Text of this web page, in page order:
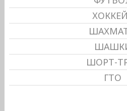
ХОККЕЙ
ШОРТ-
ГТО